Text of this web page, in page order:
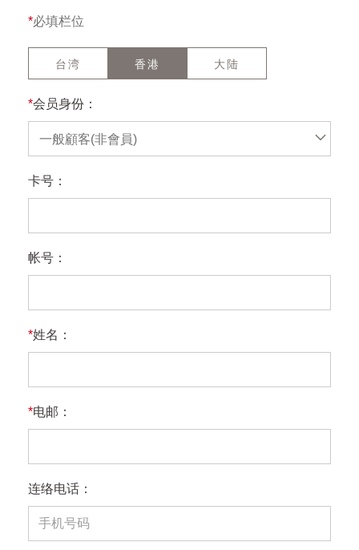
*必填栏位
台湾 香港 大陆
*会员身份：
一般顧客(非會員)
卡号：
帐号：
*姓名：
*电邮：
连络电话：